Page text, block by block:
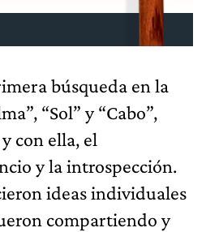
búsqueda en la
“Sol” y “Cabo”,
con ella, el
y la introspección.
ideas individuales
compartiendo y